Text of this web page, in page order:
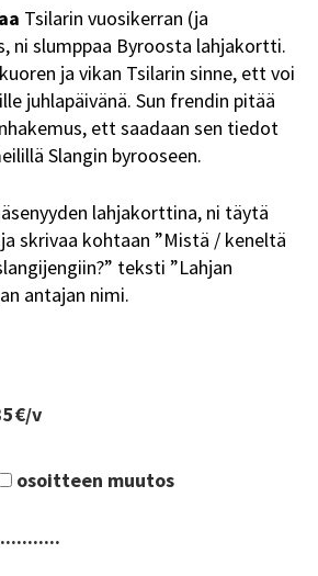
Tsilarin vuosikerran (ja
ni slumppaa Byroosta lahjakortti.
ja vikan Tsilarin sinne, ett voi
juhlapäivänä. Sun frendin pitää
ett saadaan sen tiedot
Slangin byrooseen.
lahjakorttina, ni täytä
skrivaa kohtaan ”Mistä / keneltä
teksti ”Lahjan
antajan nimi.
v
osoitteen muutos